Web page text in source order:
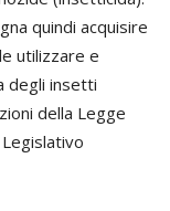
quindi acquisire
utilizzare e
degli insetti
della Legge